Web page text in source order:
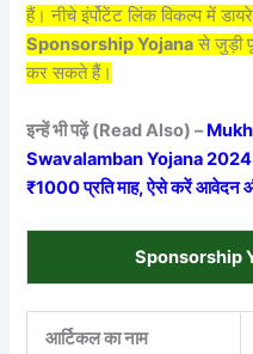
हैं। नीचे इंर्पोटेंट लिंक विकल्प में
Sponsorship Yojana से जुड़ी
कर सकते हैं।
इन्हें भी पढ़ें (Read Also) –
Swavalamban Yojana 2024 –
₹1000 प्रति माह, ऐसे करें आवेदन
Sponsorship
आर्टिकल का नाम